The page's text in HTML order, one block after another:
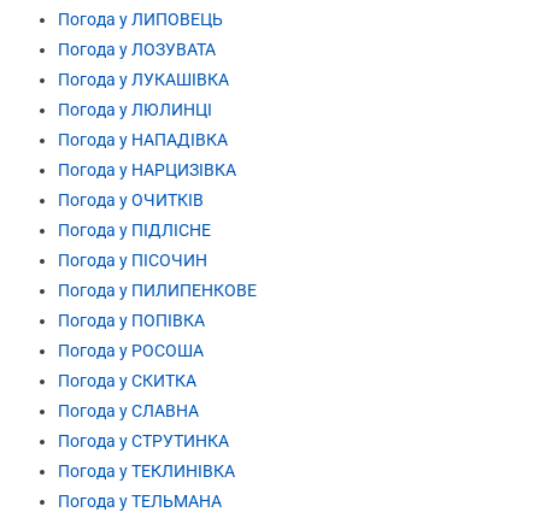
Погода у ЛИПОВЕЦЬ
Погода у ЛОЗУВАТА
Погода у ЛУКАШІВКА
Погода у ЛЮЛИНЦІ
Погода у НАПАДІВКА
Погода у НАРЦИЗІВКА
Погода у ОЧИТКІВ
Погода у ПІДЛІСНЕ
Погода у ПІСОЧИН
Погода у ПИЛИПЕНКОВЕ
Погода у ПОПІВКА
Погода у РОСОША
Погода у СКИТКА
Погода у СЛАВНА
Погода у СТРУТИНКА
Погода у ТЕКЛИНІВКА
Погода у ТЕЛЬМАНА